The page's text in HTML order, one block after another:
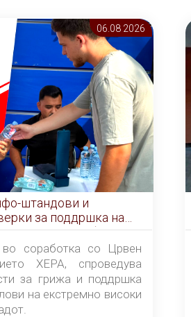
06.08 2026
штандови и
за поддршка на
на топлотен бран
соработка со Црвен
ХЕРА, спроведува
за грижа и поддршка
на екстремно високи